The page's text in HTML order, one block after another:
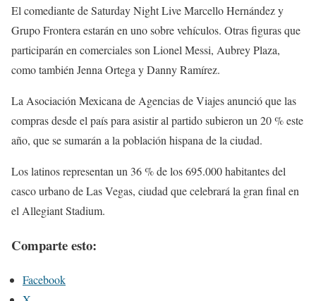
El comediante de Saturday Night Live Marcello Hernández y
Grupo Frontera estarán en uno sobre vehículos. Otras figuras que
participarán en comerciales son Lionel Messi, Aubrey Plaza,
como también Jenna Ortega y Danny Ramírez.
La Asociación Mexicana de Agencias de Viajes anunció que las
compras desde el país para asistir al partido subieron un 20 % este
año, que se sumarán a la población hispana de la ciudad.
Los latinos representan un 36 % de los 695.000 habitantes del
casco urbano de Las Vegas, ciudad que celebrará la gran final en
el Allegiant Stadium.
Comparte esto:
Facebook